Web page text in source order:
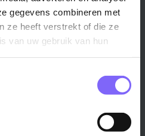
gegevens combineren met
ze heeft verstrekt of die ze
van uw gebruik van hun
Regio
Zuid-Limburg ›
Midden-Limburg ›